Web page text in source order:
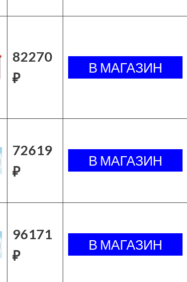
82270
₽
72619
₽
96171
₽